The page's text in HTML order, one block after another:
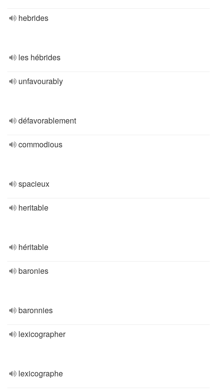
hebrides
les hébrides
unfavourably
défavorablement
commodious
spacieux
heritable
héritable
baronies
baronnies
lexicographer
lexicographe